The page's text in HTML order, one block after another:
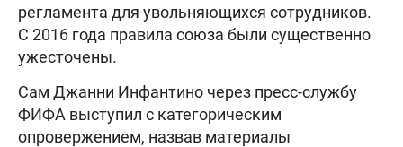
регламента для увольняющихся сотрудников.
С 2016 года правила союза были существенно
ужесточены.
Сам Джанни Инфантино через пресс-службу
ФИФА выступил с категорическим
опровержением, назвав материалы